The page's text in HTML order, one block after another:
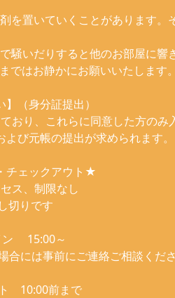
置いていくことがあります。
いだりすると他のお部屋に
ではお静かにお願いいたします。
】（身分証提出）
おり、これらに同意した方の
び元帳の提出が求められます。
チェックアウト★
ス、制限なし
切りです
ン 15:00～
には事前にご連絡ご相談くださ
10:00前まで